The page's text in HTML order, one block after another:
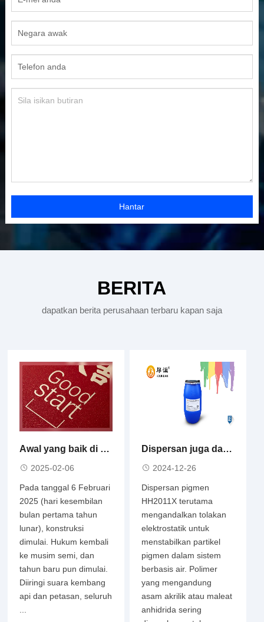
Hantar
BERITA
dapatkan berita perusahaan terbaru kapan saja
Awal yang baik di tahun 2025
2025-02-06
Pada tanggal 6 Februari
2025 (hari kesembilan
bulan pertama tahun
lunar), konstruksi
dimulai. Hukum kembali
ke musim semi, dan
tahun baru pun dimulai.
Diiringi suara kembang
api dan petasan, seluruh
...
Dispersan juga dapat meningkatkan pembasahan pigmen
2024-12-26
Dispersan pigmen
HH2011X terutama
mengandalkan tolakan
elektrostatik untuk
menstabilkan partikel
pigmen dalam sistem
berbasis air. Polimer
yang mengandung
asam akrilik atau maleat
anhidrida sering